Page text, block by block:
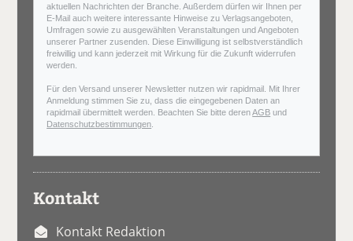
aktuellen Nachrichten der Branche. Außerdem dürfen wir Ihnen per
E-Mail auch weitere interessante Hinweise zu Verlagsangeboten,
Umfragen sowie zu ausgewählten Veranstaltungen und Angeboten
unserer Partner zusenden. Diese Einwilligung ist selbstverständlich
freiwillig und kann jederzeit mit Wirkung für die Zukunft widerrufen
werden.
Für den Versand unserer Newsletter nutzen wir rapidmail. Mit Ihrer
Anmeldung stimmen Sie zu, dass die eingegebenen Daten an
rapidmail übermittelt werden. Beachten Sie bitte derenAGB und
Datenschutzbestimmungen
Kontakt
Kontakt Redaktion